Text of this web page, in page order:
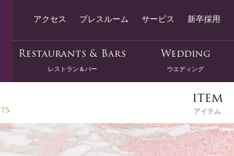
アクセス プレスルーム サービス 新卒採用
Restaurants & Bars
レストラン＆バー
Wedding
ウエディング
ITEM
アイテム